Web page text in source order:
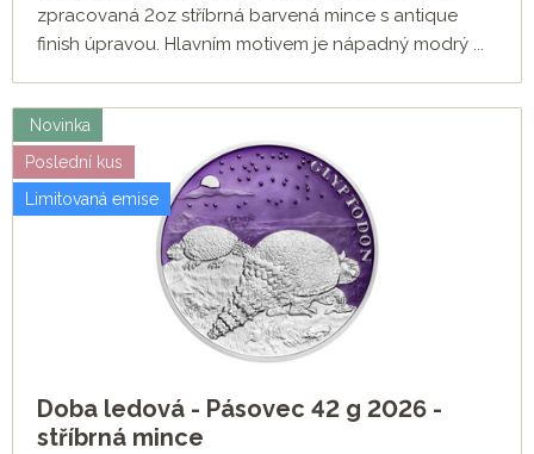
zpracovaná 2oz stříbrná barvená mince s antique
finish úpravou. Hlavním motivem je nápadný modrý ...
Novinka
Poslední kus
Limitovaná emise
Doba ledová - Pásovec 42 g 2026 -
stříbrná mince